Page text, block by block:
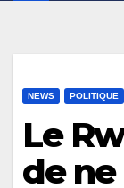
NEWS POLITIQUE
Le
de